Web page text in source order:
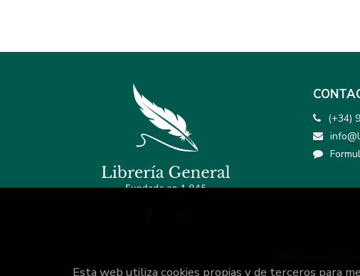
(+34)
Esta web utiliza cookies propias y de terceros para